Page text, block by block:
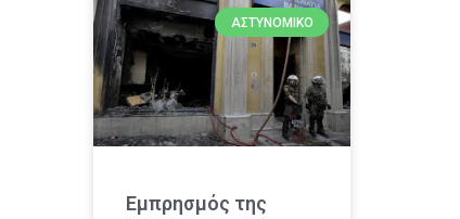
ΑΣΤΥΝΟΜΙΚΌ
Εμπρησμός της